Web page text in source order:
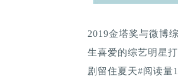
2019金塔奖与微博
生喜爱的综艺明星
剧留住夏天#阅读量